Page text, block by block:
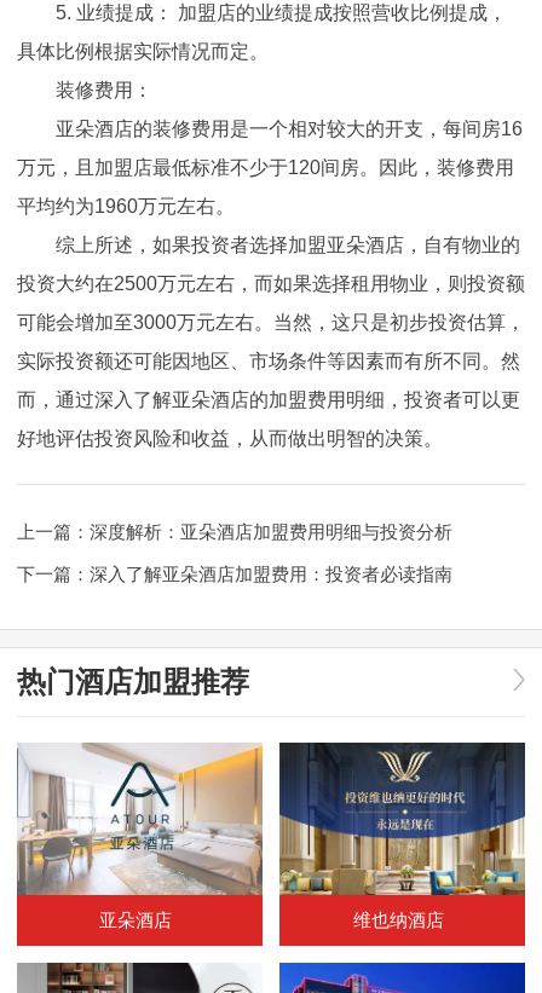
5. 业绩提成： 加盟店的业绩提成按照营收比例提成，
具体比例根据实际情况而定。
装修费用：
亚朵酒店的装修费用是一个相对较大的开支，每间房16
万元，且加盟店最低标准不少于120间房。因此，装修费用
平均约为1960万元左右。
综上所述，如果投资者选择加盟亚朵酒店，自有物业的
投资大约在2500万元左右，而如果选择租用物业，则投资额
可能会增加至3000万元左右。当然，这只是初步投资估算，
实际投资额还可能因地区、市场条件等因素而有所不同。然
而，通过深入了解亚朵酒店的加盟费用明细，投资者可以更
好地评估投资风险和收益，从而做出明智的决策。
上一篇： 深度解析：亚朵酒店加盟费用明细与投资分析
下一篇： 深入了解亚朵酒店加盟费用：投资者必读指南
热门酒店加盟推荐
亚朵酒店 维也纳酒店